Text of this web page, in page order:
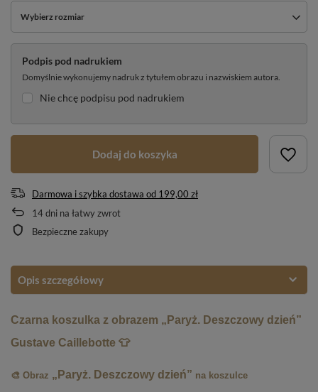
Wybierz rozmiar
Podpis pod nadrukiem
Domyślnie wykonujemy nadruk z tytułem obrazu i nazwiskiem autora.
Nie chcę podpisu pod nadrukiem
Dodaj do koszyka
Darmowa i szybka dostawa od 199,00 zł
14dni na łatwy zwrot
Bezpieczne zakupy
Opis szczegółowy
Czarna koszulka z obrazem „Paryż. Deszczowy dzień”
Gustave Caillebotte 👕
🎨 Obraz „Paryż. Deszczowy dzień” na koszulce